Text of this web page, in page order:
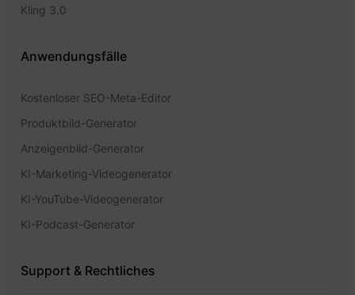
Kling 3.0
Anwendungsfälle
Kostenloser SEO-Meta-Editor
Produktbild-Generator
Anzeigenbild-Generator
KI-Marketing-Videogenerator
KI-YouTube-Videogenerator
KI-Podcast-Generator
Support & Rechtliches